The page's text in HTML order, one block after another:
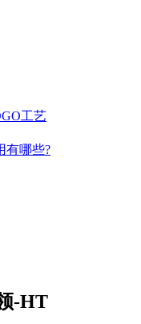
工艺
有哪些?
-HT